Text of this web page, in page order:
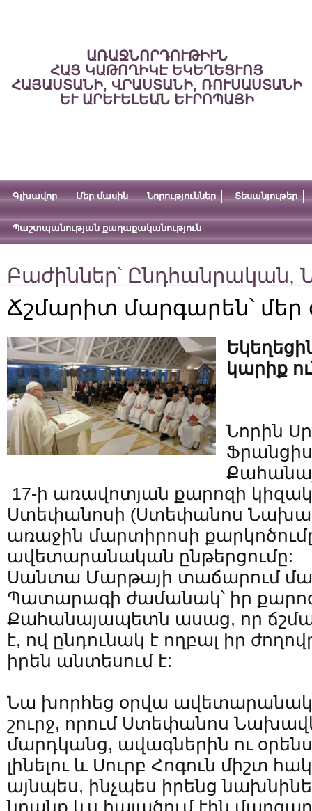
ԱՌԱՋՆՈՐԴՈՒԹԻՒՆ
ՀԱՅ ԿԱԹՈՂԻԿԷ ԵԿԵՂԵՑՒՈՅ
ՀԱՅԱՍՏԱՆԻ, ՎՐԱՍՏԱՆԻ, ՌՈՒՍԱՍՏԱՆԻ
ԵՒ ԱՐԵՒԵԼԵԱՆ ԵՒՐՈՊԱՅԻ
Գլխավոր Մեր մասին Նորություններ Տեսանյութեր
Պաշտպանության քաղաքականություն
Բաժիններ՝ Ընդհանրական,
Ճշմարիտ մարգարեն՝ մեր
կարիք
Նորին
17-ի առավոտյան քարոզի
Ստեփանոսի (Ստեփանոս
առաջին մարտիրոսի
ավետարանական ընթերցումը:
Սանտա Մարթայի տաճարում
Պատարագի ժամանակ՝ իր
Քահանայապետն ասաց, որ
է, ով ընդունակ է ողբալ իր
իրեն անտեսում է:
Նա խորհեց օրվա
շուրջ, որում Ստեփանոս
մարդկանց, ավագներին ու
լինելու և Սուրբ Հոգուն միշտ
այնպես, ինչպես իրենց
նրանք ևս հալածում էին